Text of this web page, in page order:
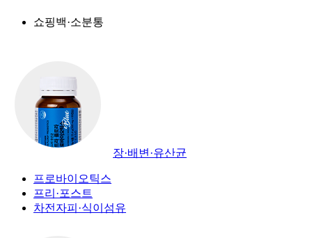
쇼핑백·소분통
장·배변·유산균
프로바이오틱스
프리·포스트
차전자피·식이섬유